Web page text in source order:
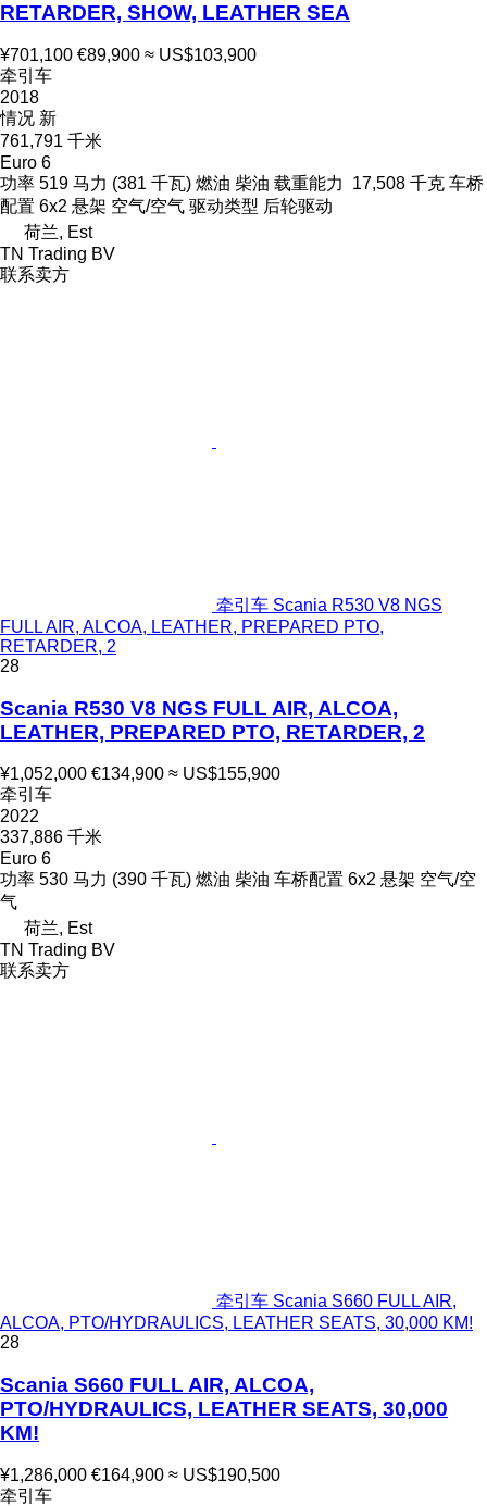
RETARDER, SHOW, LEATHER SEA
¥701,100 €89,900 ≈ US$103,900
牵引车
2018
情况 新
761,791 千米
Euro 6
功率 519 马力 (381 千瓦) 燃油 柴油 载重能力 17,508 千克 车桥
配置 6x2 悬架 空气/空气 驱动类型 后轮驱动
荷兰, Est
TN Trading BV
联系卖方
牵引车 Scania R530 V8 NGS
FULL AIR, ALCOA, LEATHER, PREPARED PTO,
RETARDER, 2
28
Scania R530 V8 NGS FULL AIR, ALCOA,
LEATHER, PREPARED PTO, RETARDER, 2
¥1,052,000 €134,900 ≈ US$155,900
牵引车
2022
337,886 千米
Euro 6
功率 530 马力 (390 千瓦) 燃油 柴油 车桥配置 6x2 悬架 空气/空
气
荷兰, Est
TN Trading BV
联系卖方
牵引车 Scania S660 FULL AIR,
ALCOA, PTO/HYDRAULICS, LEATHER SEATS, 30,000 KM!
28
Scania S660 FULL AIR, ALCOA,
PTO/HYDRAULICS, LEATHER SEATS, 30,000
KM!
¥1,286,000 €164,900 ≈ US$190,500
牵引车